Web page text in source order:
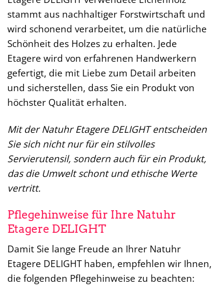
stammt aus nachhaltiger Forstwirtschaft und
wird schonend verarbeitet, um die natürliche
Schönheit des Holzes zu erhalten. Jede
Etagere wird von erfahrenen Handwerkern
gefertigt, die mit Liebe zum Detail arbeiten
und sicherstellen, dass Sie ein Produkt von
höchster Qualität erhalten.
Mit der Natuhr Etagere DELIGHT entscheiden
Sie sich nicht nur für ein stilvolles
Servierutensil, sondern auch für ein Produkt,
das die Umwelt schont und ethische Werte
vertritt.
Pflegehinweise für Ihre Natuhr
Etagere DELIGHT
Damit Sie lange Freude an Ihrer Natuhr
Etagere DELIGHT haben, empfehlen wir Ihnen,
die folgenden Pflegehinweise zu beachten: